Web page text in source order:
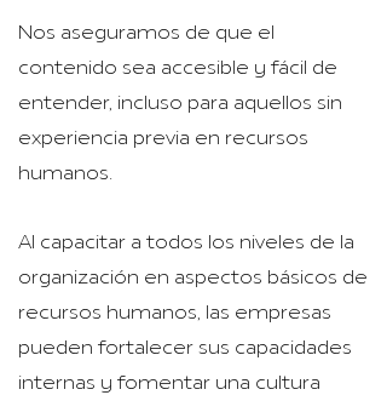
Nos aseguramos de que el
contenido sea accesible y fácil de
entender, incluso para aquellos sin
experiencia previa en recursos
humanos.
Al capacitar a todos los niveles de la
organización en aspectos básicos de
recursos humanos, las empresas
pueden fortalecer sus capacidades
internas y fomentar una cultura